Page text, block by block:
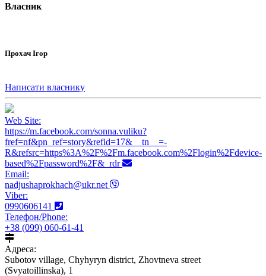
Власник
Прохач Ігор
Написати власнику
Web Site:
https://m.facebook.com/sonna.vuliku?
fref=nf&pn_ref=story&refid=17&__tn__=-
R&refsrc=https%3A%2F%2Fm.facebook.com%2Flogin%2Fdevice-
based%2Fpassword%2F&_rdr
Email:
nadjushaprokhach@ukr.net
Viber:
0990606141
Телефон/Phone:
+38 (099) 060-61-41
Адреса:
Subotov village, Chyhyryn district, Zhovtneva street
(Svyatoillinska), 1